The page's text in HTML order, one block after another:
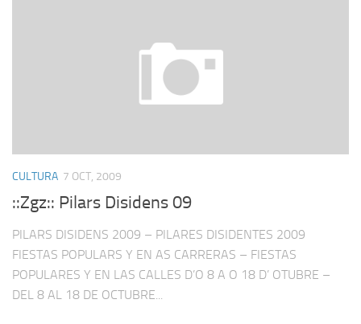
CULTURA 7 OCT, 2009
::Zgz:: Pilars Disidens 09
PILARS DISIDENS 2009 – PILARES DISIDENTES 2009
FIESTAS POPULARS Y EN AS CARRERAS – FIESTAS
POPULARES Y EN LAS CALLES D’O 8 A O 18 D’ OTUBRE –
DEL 8 AL 18 DE OCTUBRE...